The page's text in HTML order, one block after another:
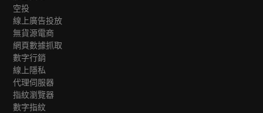
空投
線上廣告投放
無貨源電商
網頁數據抓取
數字行銷
線上隱私
代理伺服器
指紋瀏覽器
數字指紋